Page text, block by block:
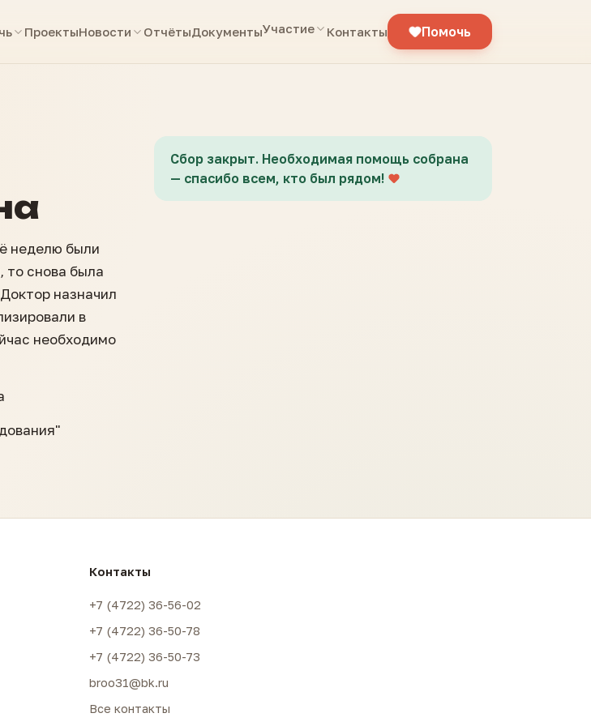
ПроектыНовости ОтчётыДокументыУчастие Контакты Помочь
неделю были
снова была
назначил
в
необходимо
Сбор закрыт. Необходимая помощь собрана
— спасибо всем, кто был рядом!
Контакты
+7 (4722) 36-56-02
+7 (4722) 36-50-78
+7 (4722) 36-50-73
broo31@bk.ru
Все контакты